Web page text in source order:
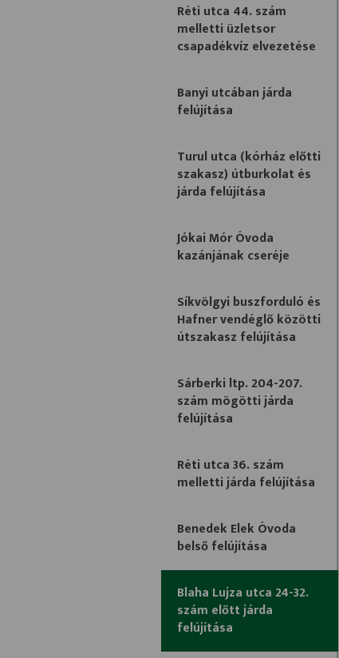
Réti utca 44. szám
melletti üzletsor
csapadékvíz elvezetése
Banyi utcában járda
felújítása
Turul utca (kórház előtti
szakasz) útburkolat és
járda felújítása
Jókai Mór Óvoda
kazánjának cseréje
Síkvölgyi buszforduló és
Hafner vendéglő közötti
útszakasz felújítása
Sárberki ltp. 204-207.
szám mögötti járda
felújítása
Réti utca 36. szám
melletti járda felújítása
Benedek Elek Óvoda
belső felújítása
Blaha Lujza utca 24-32.
szám előtt járda
felújítása